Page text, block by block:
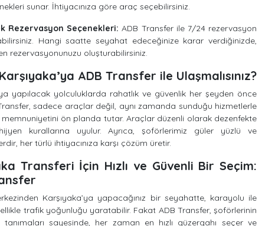
sunar. İhtiyacınıza göre araç seçebilirsiniz.
Rezervasyon Seçenekleri: ADB Transfer ile 7/24 rezervasyon
Hangi saatte seyahat edeceğinize karar verdiğinizde,
rezervasyonunuzu oluşturabilirsiniz.
ADB Transfer ile Ulaşmalısınız?
yapılacak yolculuklarda rahatlık ve güvenlik her şeyden önce
sadece araçlar değil, aynı zamanda sunduğu hizmetlerle
ön planda tutar. Araçlar düzenli olarak dezenfekte
kurallarına uyulur. Ayrıca, şoförlerimiz güler yüzlü ve
her türlü ihtiyacınıza karşı çözüm üretir.
Transferi İçin Hızlı ve Güvenli Bir Seçim:
Karşıyaka’ya yapacağınız bir seyahatte, karayolu ile
trafik yoğunluğu yaratabilir. Fakat ADB Transfer, şoförlerinin
sayesinde, her zaman en hızlı güzergahı seçer ve